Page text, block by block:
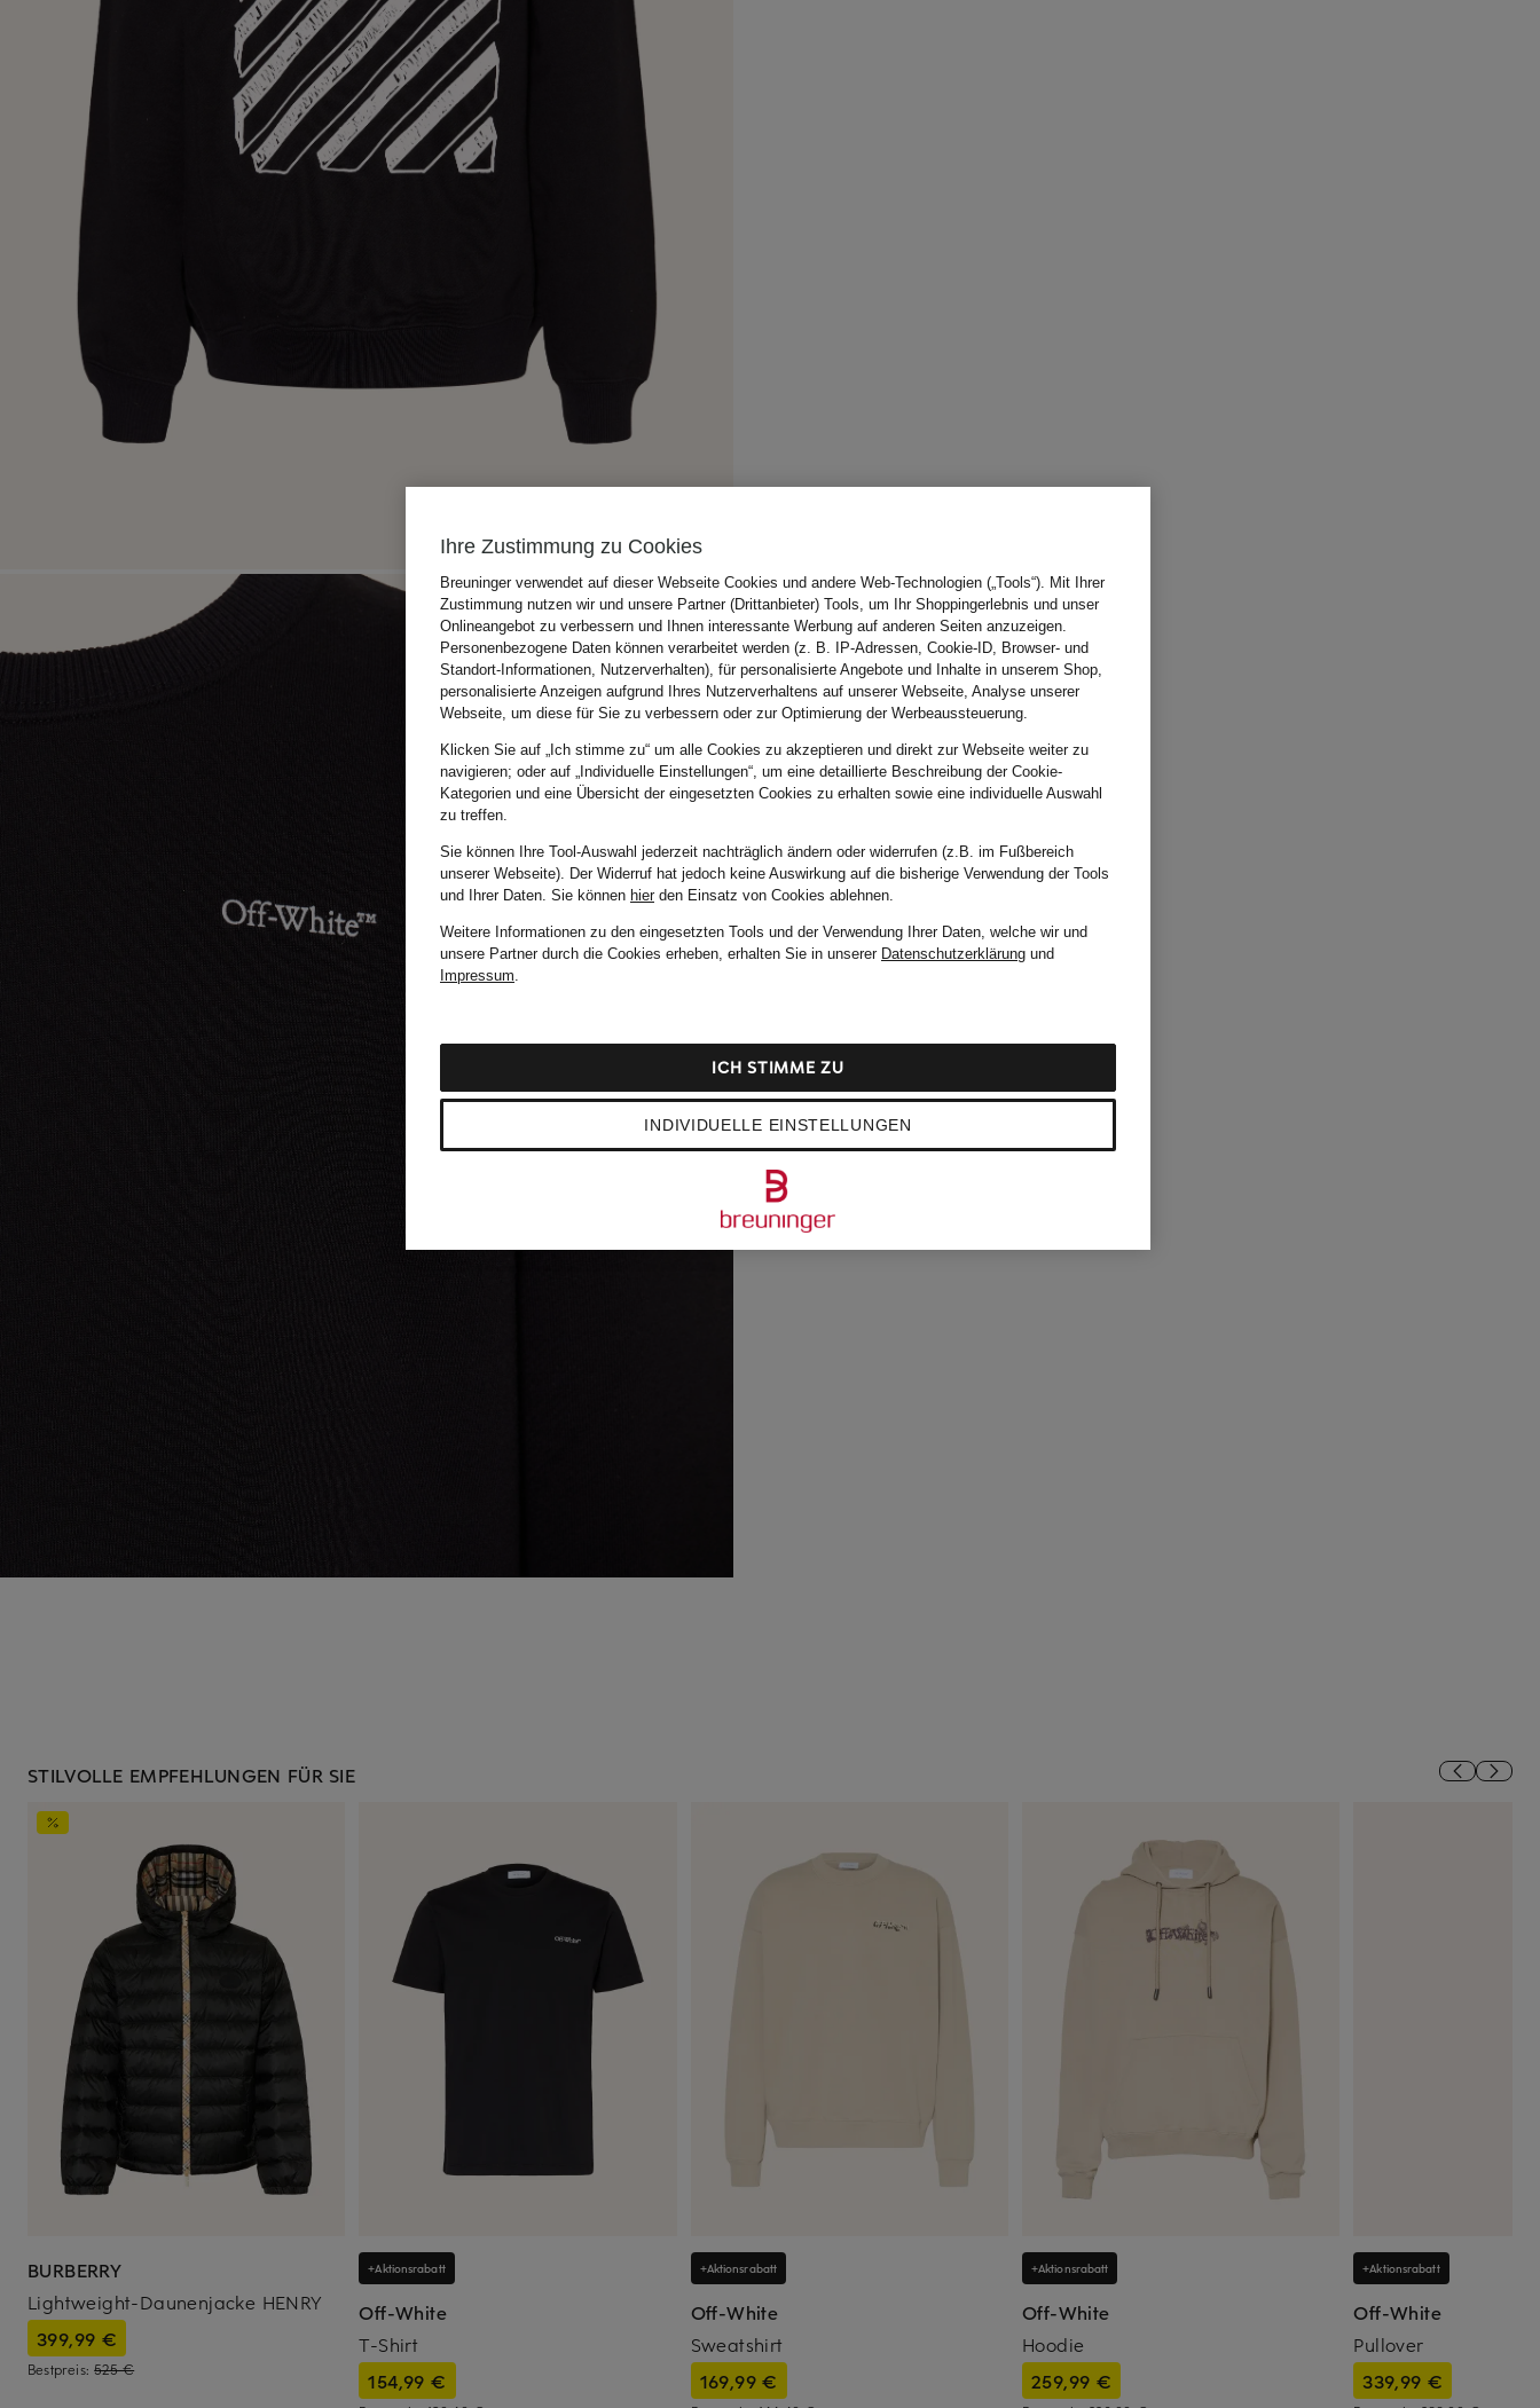
STILVOLLE EMPFEHLUNGEN FÜR SIE
BURBERRY
Lightweight-Daunenjacke HENRY
399,99 €
Bestpreis:525 €
+Aktionsrabatt
Off-White
T-Shirt
154,99 €
+Aktionsrabatt
Off-White
Sweatshirt
169,99 €
+Aktionsrabatt
Off-White
Hoodie
259,99 €
+Aktionsrabatt
Off-White
Pullover
339,99 €
Ihre Zustimmung zu Cookies
Breuninger verwendet auf dieser Webseite Cookies und andere Web-Technologien („Tools“). Mit Ihrer
Zustimmung nutzen wir und unsere Partner (Drittanbieter) Tools, um Ihr Shoppingerlebnis und unser
Onlineangebot zu verbessern und Ihnen interessante Werbung auf anderen Seiten anzuzeigen.
Personenbezogene Daten können verarbeitet werden (z. B. IP-Adressen, Cookie-ID, Browser- und
Standort-Informationen, Nutzerverhalten), für personalisierte Angebote und Inhalte in unserem Shop,
personalisierte Anzeigen aufgrund Ihres Nutzerverhaltens auf unserer Webseite, Analyse unserer
Webseite, um diese für Sie zu verbessern oder zur Optimierung der Werbeaussteuerung.
Klicken Sie auf „Ich stimme zu“ um alle Cookies zu akzeptieren und direkt zur Webseite weiter zu
navigieren; oder auf „Individuelle Einstellungen“, um eine detaillierte Beschreibung der Cookie-
Kategorien und eine Übersicht der eingesetzten Cookies zu erhalten sowie eine individuelle Auswahl
zu treffen.
Sie können Ihre Tool-Auswahl jederzeit nachträglich ändern oder widerrufen (z.B. im Fußbereich
unserer Webseite). Der Widerruf hat jedoch keine Auswirkung auf die bisherige Verwendung der Tools
und Ihrer Daten. Sie können hierden Einsatz von Cookies ablehnen.
Weitere Informationen zu den eingesetzten Tools und der Verwendung Ihrer Daten, welche wir und
unsere Partner durch die Cookies erheben, erhalten Sie in unserer Datenschutzerklärung und
Impressum.
INDIVIDUELLE EINSTELLUNGEN
ICH STIMME ZU